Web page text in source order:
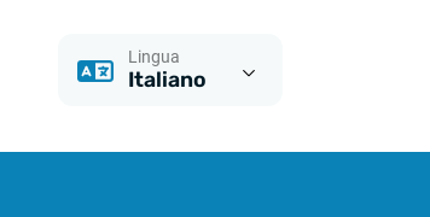
Lingua
Italiano